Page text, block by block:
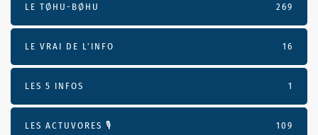
LE TØHU-BØHU 269
LE VRAI DE L’INFO 16
LES 5 INFOS 1
LES ACTUVORES 🎙 109